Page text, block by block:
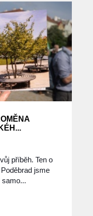
příběh. Ten o
jsme
samo...